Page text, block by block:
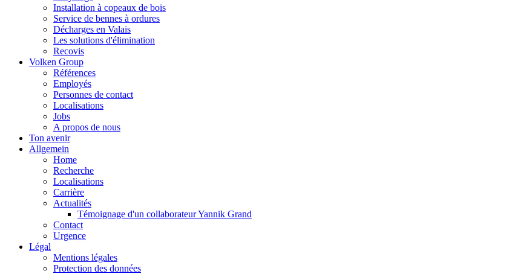
Installation à copeaux de bois
Service de bennes à ordures
Décharges en Valais
Les solutions d'élimination
Recovis
Volken Group
Références
Employés
Personnes de contact
Localisations
Jobs
A propos de nous
Ton avenir
Allgemein
Home
Recherche
Localisations
Carrière
Actualités
Témoignage d'un collaborateur Yannik Grand
Contact
Urgence
Légal
Mentions légales
Protection des données